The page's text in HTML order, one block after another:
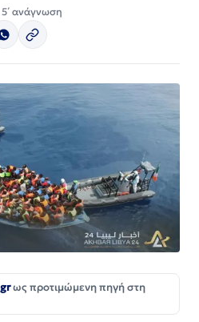
5΄ ανάγνωση
ως προτιμώμενη πηγή στη